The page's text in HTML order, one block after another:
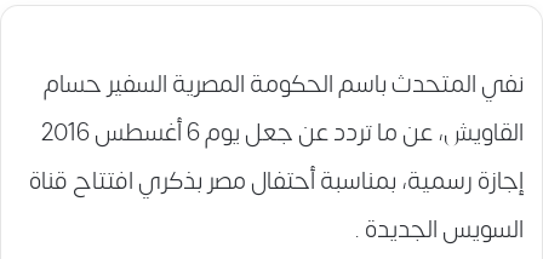
نفي المتحدث باسم الحكومة المصرية السفير حسام
القاويش، عن ما تردد عن جعل يوم 6 أغسطس 2016
إجازة رسمية، بمناسبة أحتفال مصر بذكري افتتاح قناة
السويس الجديدة .